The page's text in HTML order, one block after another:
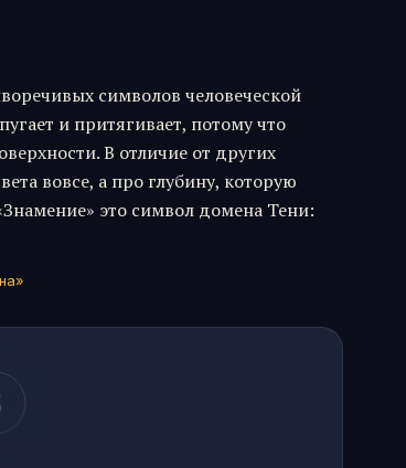
символов человеческой
и притягивает, потому что
В отличие от других
вовсе, а про глубину, которую
это символ домена Тени:
»